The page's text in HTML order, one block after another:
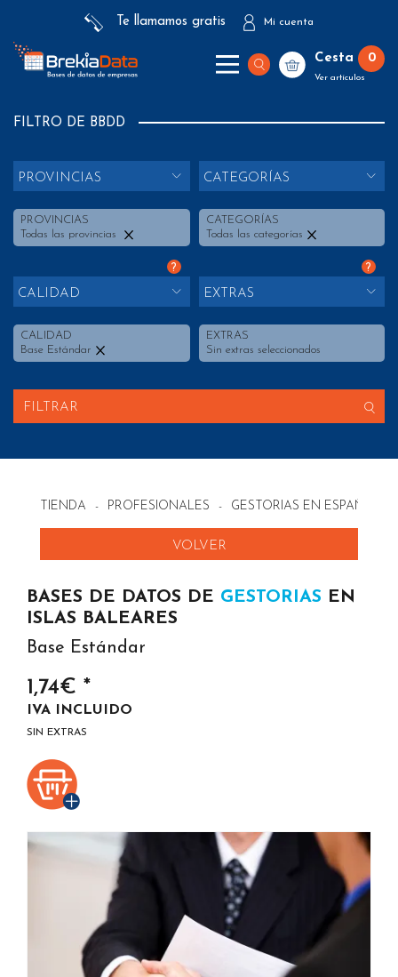
Te llamamos gratis Mi cuenta
Cesta 0
Ver artículos
FILTRO DE BBDD
PROVINCIAS
PROVINCIAS
Todas las provincias
CATEGORÍAS
CATEGORÍAS
Todas las categorías
?
CALIDAD
CALIDAD
Base Estándar
?
EXTRAS
EXTRAS
Sin extras seleccionados
FILTRAR
TIENDA - PROFESIONALES - GESTORIAS EN ESPAÑA
VOLVER
BASES DE DATOS DE GESTORIAS EN
ISLAS BALEARES
Base Estándar
1,74€ *
IVA INCLUIDO
SIN EXTRAS